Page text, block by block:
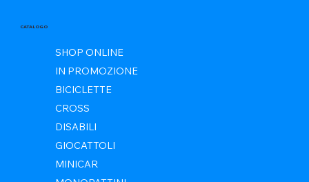
CATALOGO
SHOP ONLINE
IN PROMOZIONE
BICICLETTE
CROSS
DISABILI
GIOCATTOLI
MINICAR